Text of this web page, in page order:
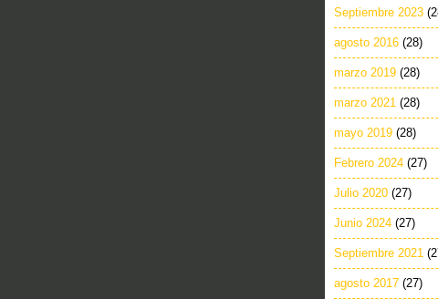
Septiembre 2023
agosto 2016 (28)
marzo 2019 (28)
marzo 2021 (28)
mayo 2019 (28)
Febrero 2024 (27)
Julio 2020 (27)
Junio 2024 (27)
Septiembre 2021
agosto 2017 (27)